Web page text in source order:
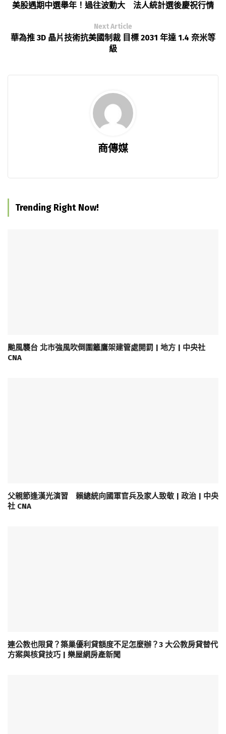
美股遇期中選舉年！過往波動大 法人統計選後慶祝行情
Next Article
華為推 3D 晶片技術抗美國制裁 目標 2031 年達 1.4 奈米等
級
商傳媒
Trending Right Now!
颱風襲台 北市強風吹倒圍籬鷹架建管處開罰 | 地方 | 中央社
CNA
父親節逢漢光演習 賴總統向國軍官兵及家人致敬 | 政治 | 中央
社 CNA
連公教也限貸？築巢優利貸額度不足怎麼辦？3 大公教房貸替代
方案與核貸技巧 | 樂屋網房產新聞